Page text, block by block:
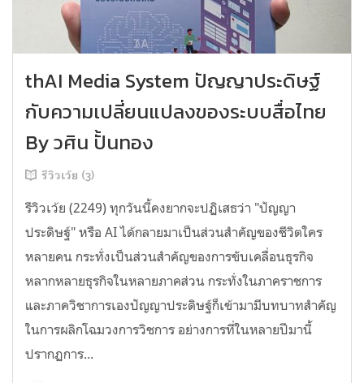
thAI Media System ปัญญาประดิษฐ์
กับความเปลี่ยนแปลงของระบบสื่อไทย
By วศิน ปั้นทอง
รีวิวเว้ย (3)
รีวิวเว้ย (2249) ทุกวันนี้คงยากจะปฏิเสธว่า "ปัญญา
ประดิษฐ์" หรือ AI ได้กลายมาเป็นส่วนสำคัญของชีวิตใคร
หลายคน กระทั่งเป็นส่วนสำคัญของการขับเคลื่อนธุรกิจ
หลากหลายธุรกิจในหลายภาคส่วน กระทั่งในภาคราชการ
และภาควิชาการเองปัญญาประดิษฐ์ก็เข้ามามีบทบาทสำคัญ
ในการผลิกโฉมวงการวิชการ อย่างการที่ในหลายปีมานี้
ปรากฏการ...